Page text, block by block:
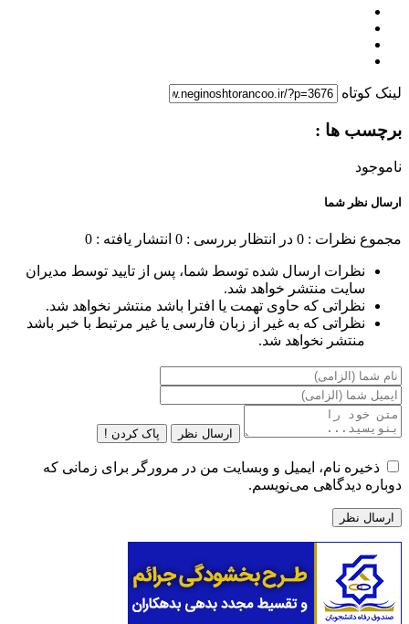
لینک کوتاه
برچسب ها :
ناموجود
ارسال نظر شما
مجموع نظرات : 0 در انتظار بررسی : 0 انتشار یافته : 0
نظرات ارسال شده توسط شما، پس از تایید توسط مدیران
سایت منتشر خواهد شد.
نظراتی که حاوی تهمت یا افترا باشد منتشر نخواهد شد.
نظراتی که به غیر از زبان فارسی یا غیر مرتبط با خبر باشد
منتشر نخواهد شد.
ارسال نظر پاک کردن !
ذخیره نام، ایمیل و وبسایت من در مرورگر برای زمانی که
دوباره دیدگاهی می‌نویسم.